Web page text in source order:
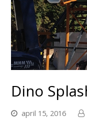
Dino
april 15, 2016